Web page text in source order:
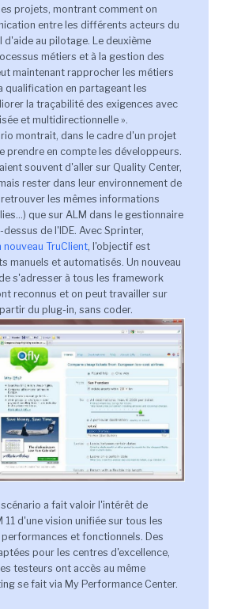
projets, montrant comment on
entre les différents acteurs du
d'aide au pilotage. Le deuxième
métiers et à la gestion des
maintenant rapprocher les métiers
qualification en partageant les
la traçabilité des exigences avec
et multidirectionnelle ».
montrait, dans le cadre d'un projet
prendre en compte les développeurs.
souvent d'aller sur Quality Center,
rester dans leur environnement de
les mêmes informations
que sur ALM dans le gestionnaire
de l'IDE. Avec Sprinter,
nouveau TruClient, l'objectif est
manuels et automatisés. Un nouveau
s'adresser à tous les framework
reconnus et on peut travailler sur
du plug-in, sans coder.
scénario a fait valoir l'intérêt de
11 d'une vision unifiée sur tous les
et fonctionnels. Des
pour les centres d'excellence,
testeurs ont accès au même
se fait via My Performance Center.